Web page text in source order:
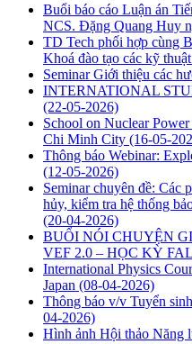
Buổi báo cáo Luận án
NCS. Đặng Quang Huy
TD Tech phối hợp cùng
Khoá đào tạo các kỹ
Seminar Giới thiệu các
INTERNATIONAL
(22-05-2026)
School on Nuclear
Chi Minh City (16-05-
Thông báo Webinar:
(12-05-2026)
Seminar chuyên đề: Các
hủy, kiểm tra hệ thống
(20-04-2026)
BUỔI NÓI CHUYỆN
VEF 2.0 – HỌC KỲ
International Physics
Japan (08-04-2026)
Thông báo v/v Tuyển
04-2026)
Hình ảnh Hội thảo Năng